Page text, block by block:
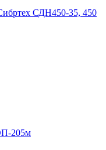
СДН450-35, 450
205м